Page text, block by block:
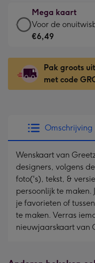
kleine
gelukwens
-
120
x
160
mm
€4,79
-
Meest
gekozen
Dimensions:
167
x
Mega kaart
Mega
kaart
€6,49
-
Voor
-
Dimensions:
241
x
333
mm
Voor de
€6,49
Pak groots
met code
Omschrijving
Wenskaart van
designers, volgens
foto('s), tekst, &
persoonlijk te maken.
je favorieten of
te maken. Verras
nieuwjaarskaart van